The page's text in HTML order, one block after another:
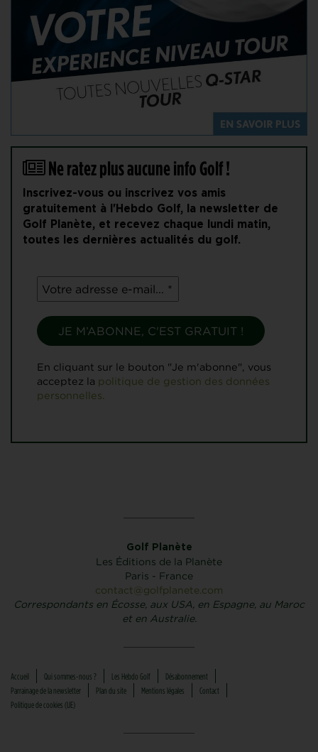
Ne ratez plus aucune info Golf !
Inscrivez-vous ou inscrivez vos amis
gratuitement à l'Hebdo Golf, la newsletter de
Golf Planète, et recevez chaque lundi matin,
toutes les dernières actualités du golf.
En cliquant sur le bouton "Je m'abonne", vous
acceptez la politique de gestion des données
personnelles.
Golf Planète
Les Éditions de la Planète
Paris - France
contact@golfplanete.com
Correspondants en Écosse, aux USA, en Espagne, au Maroc
et en Australie.
Accueil Qui sommes-nous ? Les Hebdo Golf
Désabonnement
Parrainage de la newsletter
Plan du site Mentions légales
Contact
Politique de cookies (UE)